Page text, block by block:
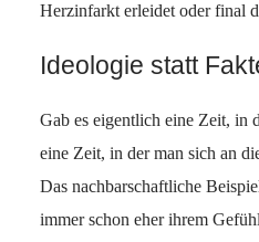
Herzinfarkt erleidet oder final
Ideologie statt
Gab es eigentlich eine Zeit, in
eine Zeit, in der man sich an
Das nachbarschaftliche
immer schon eher ihrem